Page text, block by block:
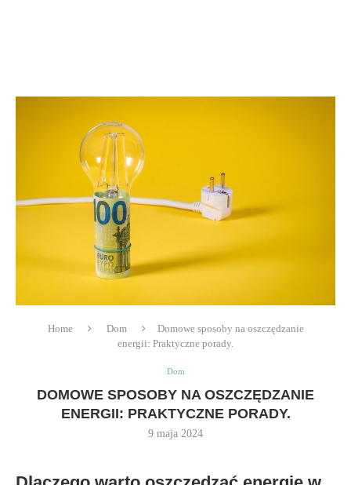
Home Dom
Domowe sposoby na oszczędzanie
energii: Praktyczne porady.
Dom
DOMOWE SPOSOBY NA OSZCZĘDZANIE
ENERGII: PRAKTYCZNE PORADY.
9 maja 2024